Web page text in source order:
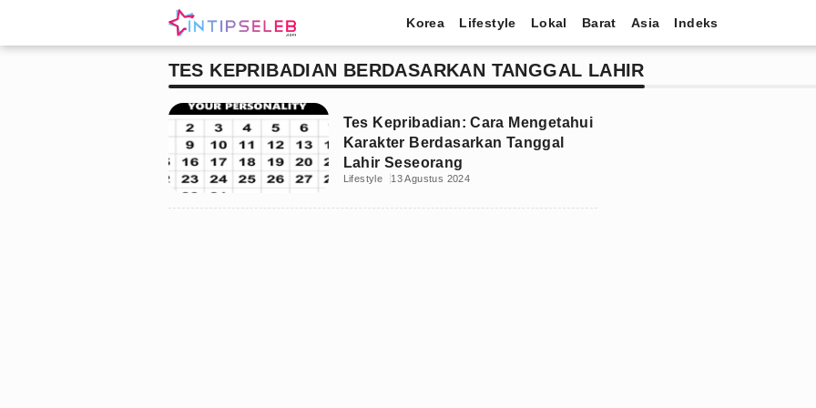
Korea Lifestyle Lokal Barat Asia Indeks
TES KEPRIBADIAN BERDASARKAN TANGGAL LAHIR
Tes Kepribadian: Cara Mengetahui
Karakter Berdasarkan Tanggal
Lahir Seseorang
Lifestyle 13 Agustus 2024